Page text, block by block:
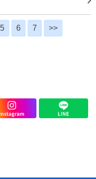
5 6 7 >>